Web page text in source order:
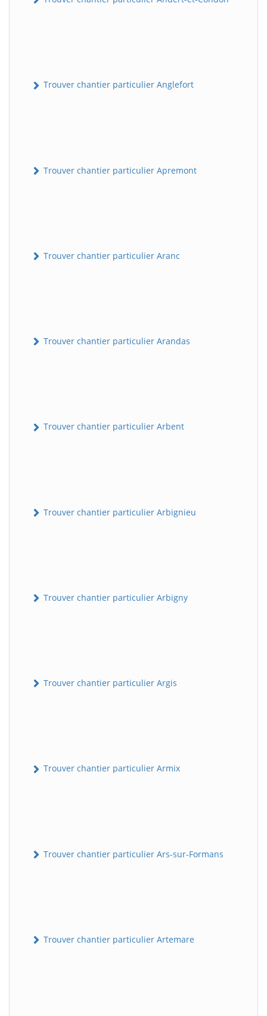
Trouver chantier particulier Anglefort
Trouver chantier particulier Apremont
Trouver chantier particulier Aranc
Trouver chantier particulier Arandas
Trouver chantier particulier Arbent
Trouver chantier particulier Arbignieu
Trouver chantier particulier Arbigny
Trouver chantier particulier Argis
Trouver chantier particulier Armix
Trouver chantier particulier Ars-sur-Formans
Trouver chantier particulier Artemare